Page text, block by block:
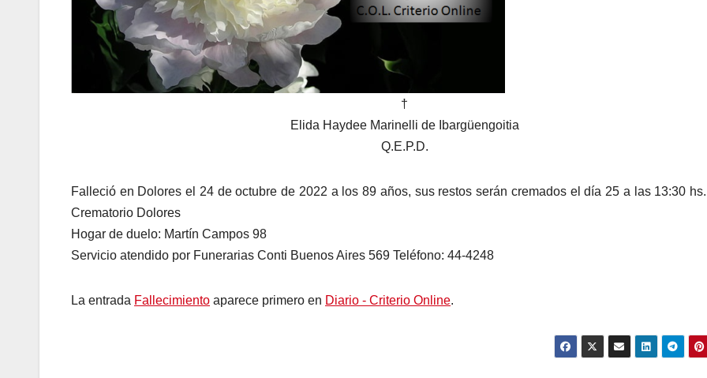
†
Elida Haydee Marinelli de Ibargüengoitia
Q.E.P.D.
Falleció en Dolores el 24 de octubre de 2022 a los 89 años, sus restos serán cremados el día 25 a las 13:30
Crematorio Dolores
Hogar de duelo: Martín Campos 98
Servicio atendido por Funerarias Conti Buenos Aires 569 Teléfono: 44-4248
La entrada Fallecimiento aparece primero en Diario - Criterio Online.